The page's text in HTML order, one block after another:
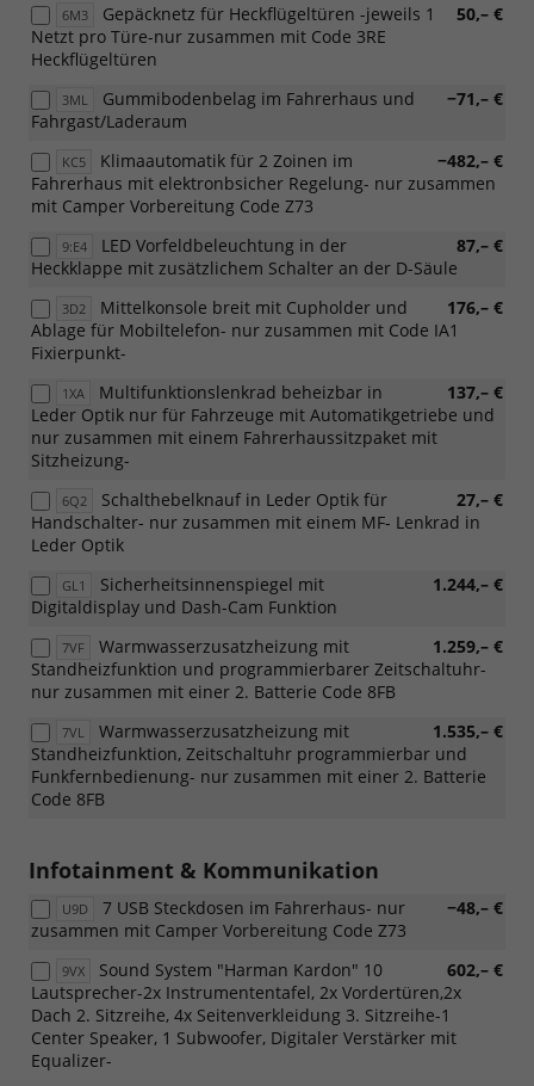
6M3 50,– €
Gepäcknetz für Heckflügeltüren -jeweils 1
Netzt pro Türe-nur zusammen mit Code 3RE
Heckflügeltüren
3ML −71,– €
Gummibodenbelag im Fahrerhaus und
Fahrgast/Laderaum
KC5 −482,– €
Klimaautomatik für 2 Zoinen im
Fahrerhaus mit elektronbsicher Regelung- nur zusammen
mit Camper Vorbereitung Code Z73
9:E4 87,– €
LED Vorfeldbeleuchtung in der
Heckklappe mit zusätzlichem Schalter an der D-Säule
3D2 176,– €
Mittelkonsole breit mit Cupholder und
Ablage für Mobiltelefon- nur zusammen mit Code IA1
Fixierpunkt-
1XA 137,– €
Multifunktionslenkrad beheizbar in
Leder Optik nur für Fahrzeuge mit Automatikgetriebe und
nur zusammen mit einem Fahrerhaussitzpaket mit
Sitzheizung-
6Q2 27,– €
Schalthebelknauf in Leder Optik für
Handschalter- nur zusammen mit einem MF- Lenkrad in
Leder Optik
GL1 1.244,– €
Sicherheitsinnenspiegel mit
Digitaldisplay und Dash-Cam Funktion
7VF 1.259,– €
Warmwasserzusatzheizung mit
Standheizfunktion und programmierbarer Zeitschaltuhr-
nur zusammen mit einer 2. Batterie Code 8FB
7VL 1.535,– €
Warmwasserzusatzheizung mit
Standheizfunktion, Zeitschaltuhr programmierbar und
Funkfernbedienung- nur zusammen mit einer 2. Batterie
Code 8FB
Infotainment & Kommunikation
U9D −48,– €
7 USB Steckdosen im Fahrerhaus- nur
zusammen mit Camper Vorbereitung Code Z73
9VX 602,– €
Sound System "Harman Kardon" 10
Lautsprecher-2x Instrumententafel, 2x Vordertüren,2x
Dach 2. Sitzreihe, 4x Seitenverkleidung 3. Sitzreihe-1
Center Speaker, 1 Subwoofer, Digitaler Verstärker mit
Equalizer-